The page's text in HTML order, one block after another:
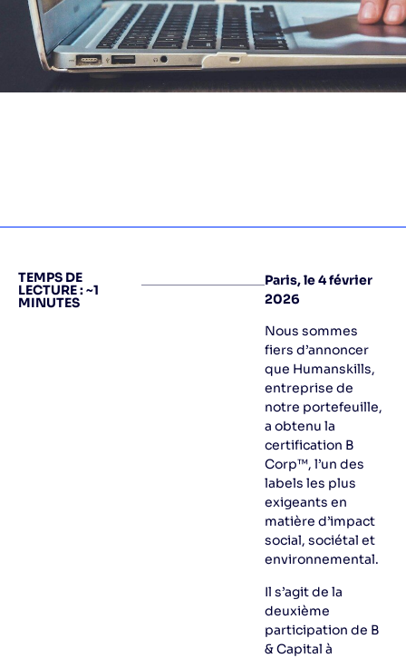
TEMPS DE
LECTURE : ~1
MINUTES
Paris, le 4 février
2026
Nous sommes
fiers d’annoncer
que Humanskills,
entreprise de
notre portefeuille,
a obtenu la
certification B
Corp™, l’un des
labels les plus
exigeants en
matière d’impact
social, sociétal et
environnemental.
Il s’agit de la
deuxième
participation de B
& Capital à